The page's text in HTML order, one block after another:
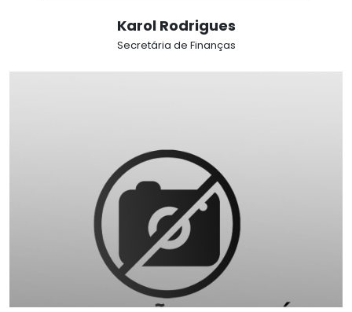
Karol Rodrigues
Secretária de Finanças